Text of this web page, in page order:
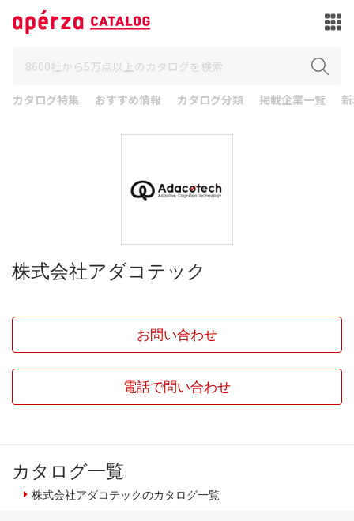
カタログ特集 おすすめ情報 カタログ分類 掲載企業一覧
株式会社アダコテック
お問い合わせ
電話で問い合わせ
カタログ一覧
株式会社アダコテックのカタログ一覧